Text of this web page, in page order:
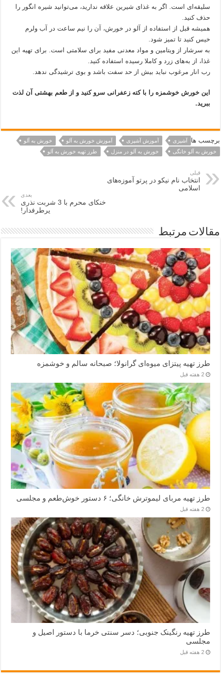
سلیقه‌ای است. اگر به غذای شیرین علاقه ندارید، می‌توانید شیره انگور را
حذف کنید.
همیشه قبل از استفاده از آلو در خورش، آن را نیم ساعت در آب ولرم
خیس کنید تا تمیز شود.
به سرشار از ویتامین و مواد معدنی مفید برای سلامتی است. برای تهیه این
غذا، از به‌های زرد و کاملا رسیده استفاده کنید.
رب انار مرغوب نباید بیش از حد سفت باشد و بوی ترشیدگی ندهد.
این خورش خوشمزه را با کته زعفرانی سرو کنید و از طعم بهشتی آن لذت
ببرید.
برچسب ها آشپزی آموزش آشپزی آموزش خورش به آلو
خورش به آلو
خورش به آلو خانگی
خورش به آلو در منزل طرز تهیه خورش به آلو
قبلی
انتخاب نام نیکو در پرتو آموزه‌های
اسلامی
بعدی
خنکای محرم با 3 شربت نذری
پرطرفدار!
مقالات مرتبط
طرز تهیه پیتزای میوه‌ای گرانولا؛ صبحانه سالم و خوشمزه
2 هفته قبل
طرز تهیه مربای لیموترش خانگی؛ ۶ دستور خوش‌طعم و مجلسی
2 هفته قبل
طرز تهیه رنگینک جنوبی؛ دسر سنتی خرما با دستور اصیل و
مجلسی
2 هفته قبل